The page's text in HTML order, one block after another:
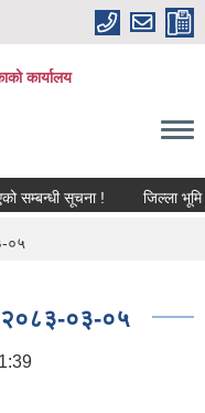
कार्यालय
सम्बन्धी सूचना ! जिल्ला भूमि
०५
२०८३-०३-०५